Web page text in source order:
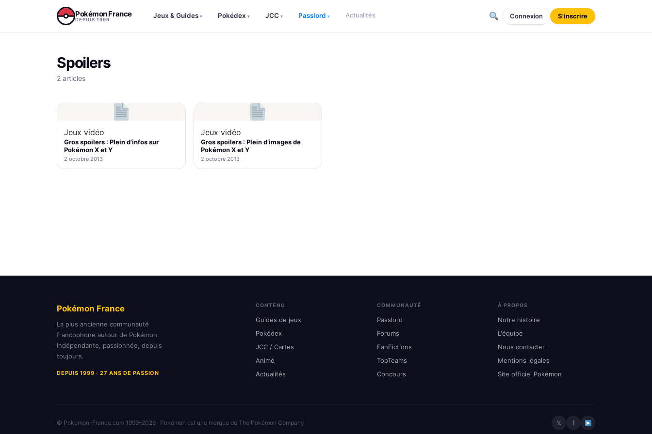
Pokémon France
DEPUIS 1999
Jeux & Guides ▾ Pokédex ▾ JCC ▾ Passlord ▾ Actualités Connexion S'inscrire
Spoilers
2 articles
Jeux vidéo
Gros spoilers : Plein d’infos sur
Pokémon X et Y
2 octobre 2013
Jeux vidéo
Gros spoilers : Plein d’images de
Pokémon X et Y
2 octobre 2013
Pokémon France
La plus ancienne communauté
francophone autour de Pokémon.
Indépendante, passionnée, depuis
toujours.
DEPUIS 1999 · 27 ANS DE PASSION
CONTENU
Guides de jeux
Pokédex
JCC / Cartes
Animé
Actualités
COMMUNAUTÉ
Passlord
Forums
FanFictions
TopTeams
Concours
À PROPOS
Notre histoire
L'équipe
Nous contacter
Mentions légales
Site officiel Pokémon
© Pokemon-France.com 1999–2026 · Pokémon est une marque de The Pokémon Company 𝕏 f